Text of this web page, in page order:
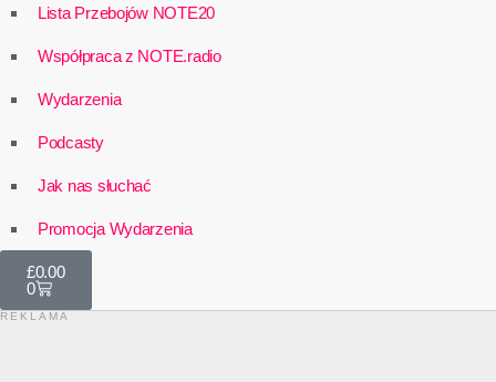
Lista Przebojów NOTE20
Współpraca z NOTE.radio
Wydarzenia
Podcasty
Jak nas słuchać
Promocja Wydarzenia
£0.00
0